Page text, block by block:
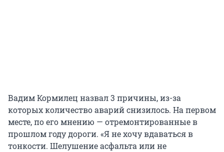
Вадим Кормилец назвал 3 причины, из-за
которых количество аварий снизилось. На первом
месте, по его мнению — отремонтированные в
прошлом году дороги. «Я не хочу вдаваться в
тонкости. Шелушение асфальта или не